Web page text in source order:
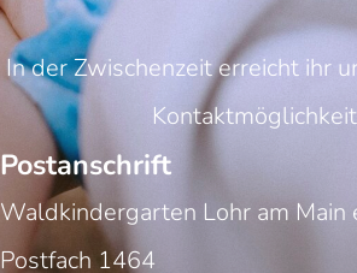
In der Zwischenzeit erreicht ihr
Postanschrift
Waldkindergarten Lohr am Main
Postfach 1464